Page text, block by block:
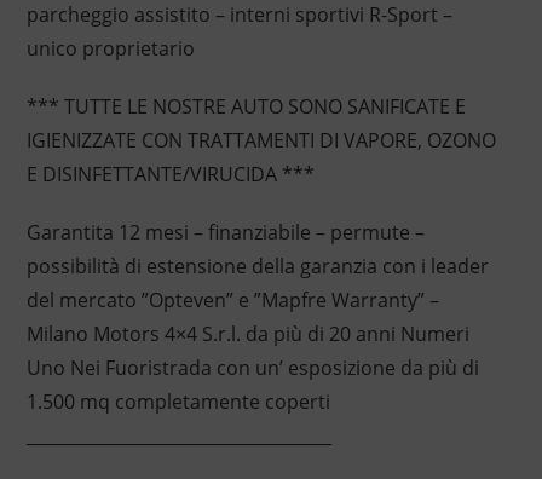
parcheggio assistito – interni sportivi R-Sport –
unico proprietario
*** TUTTE LE NOSTRE AUTO SONO SANIFICATE E
IGIENIZZATE CON TRATTAMENTI DI VAPORE, OZONO
E DISINFETTANTE/VIRUCIDA ***
Garantita 12 mesi – finanziabile – permute –
possibilità di estensione della garanzia con i leader
del mercato ”Opteven” e ”Mapfre Warranty” –
Milano Motors 4×4 S.r.l. da più di 20 anni Numeri
Uno Nei Fuoristrada con un’ esposizione da più di
1.500 mq completamente coperti